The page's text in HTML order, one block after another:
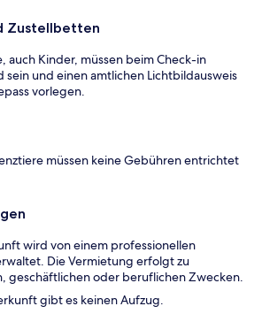
Zustellbetten
auch Kinder, müssen beim Check-in
sein und einen amtlichen Lichtbildausweis
vorlegen.
müssen keine Gebühren entrichtet
wird von einem professionellen
Die Vermietung erfolgt zu
geschäftlichen oder beruflichen Zwecken.
gibt es keinen Aufzug.